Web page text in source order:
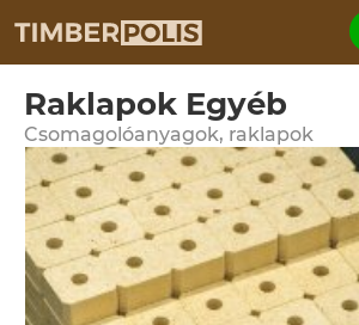
Raklapok Egyéb
Csomagolóanyagok, raklapok